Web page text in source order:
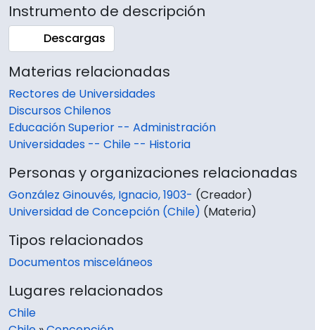
Instrumento de descripción
Descargas
Materias relacionadas
Rectores de Universidades
Discursos Chilenos
Educación Superior -- Administración
Universidades -- Chile -- Historia
Personas y organizaciones relacionadas
González Ginouvés, Ignacio, 1903- (Creador)
Universidad de Concepción (Chile) (Materia)
Tipos relacionados
Documentos misceláneos
Lugares relacionados
Chile